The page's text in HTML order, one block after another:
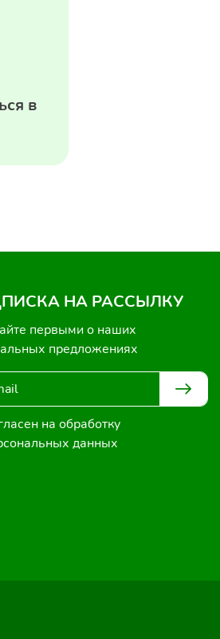
в
НА РАССЫЛКУ
первыми о наших
предложениях
на обработку
данных